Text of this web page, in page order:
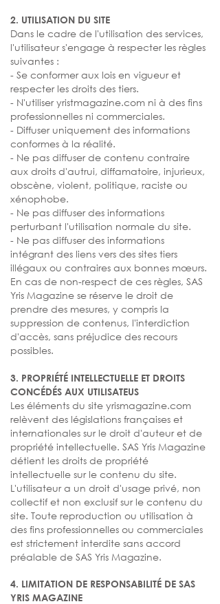
2. UTILISATION DU SITE
Dans le cadre de l'utilisation des services,
l'utilisateur s'engage à respecter les règles
suivantes :
- Se conformer aux lois en vigueur et
respecter les droits des tiers.
- N'utiliser yristmagazine.com ni à des fins
professionnelles ni commerciales.
- Diffuser uniquement des informations
conformes à la réalité.
- Ne pas diffuser de contenu contraire
aux droits d'autrui, diffamatoire, injurieux,
obscène, violent, politique, raciste ou
xénophobe.
- Ne pas diffuser des informations
perturbant l'utilisation normale du site.
- Ne pas diffuser des informations
intégrant des liens vers des sites tiers
illégaux ou contraires aux bonnes mœurs.
En cas de non-respect de ces règles, SAS
Yris Magazine se réserve le droit de
prendre des mesures, y compris la
suppression de contenus, l'interdiction
d'accès, sans préjudice des recours
possibles.
3. PROPRIÉTÉ INTELLECTUELLE ET DROITS
CONCÉDÉS AUX UTILISATEUS
Les éléments du site yrismagazine.com
relèvent des législations françaises et
internationales sur le droit d'auteur et de
propriété intellectuelle. SAS Yris Magazine
détient les droits de propriété
intellectuelle sur le contenu du site.
L'utilisateur a un droit d'usage privé, non
collectif et non exclusif sur le contenu du
site. Toute reproduction ou utilisation à
des fins professionnelles ou commerciales
est strictement interdite sans accord
préalable de SAS Yris Magazine.
4. LIMITATION DE RESPONSABILITÉ DE SAS
YRIS MAGAZINE